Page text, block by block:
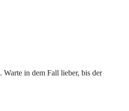
in dem Fall lieber, bis der